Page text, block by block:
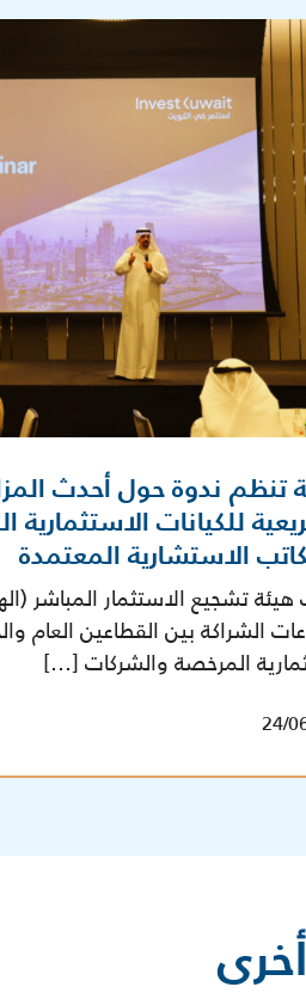
تنظم ندوة حول أحدث
للكيانات
الاستشارية المعتمدة
تشجيع الاستثمار المباشر
الشراكة بين القطاعين العام
المرخصة والشركات […]
24/